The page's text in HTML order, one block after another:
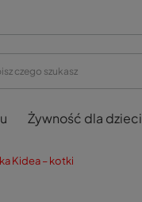
Żywność dla dzieci
Kidea – kotki